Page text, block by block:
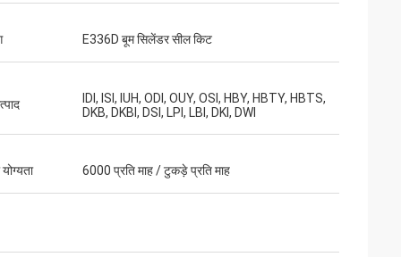
E336D बूम सिलेंडर सील किट
IDI, ISI, IUH, ODI, OUY, OSI, HBY, HBTY, HBTS,
DKB, DKBI, DSI, LPI, LBI, DKI, DWI
6000 प्रति माह / टुकड़े प्रति माह